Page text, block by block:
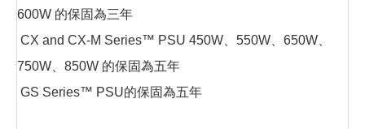
600W 的保固為三年
CX and CX-M Series™ PSU 450W、550W、650W、
750W、850W 的保固為五年
GS Series™ PSU的保固為五年